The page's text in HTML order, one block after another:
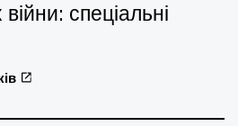
спеціальні